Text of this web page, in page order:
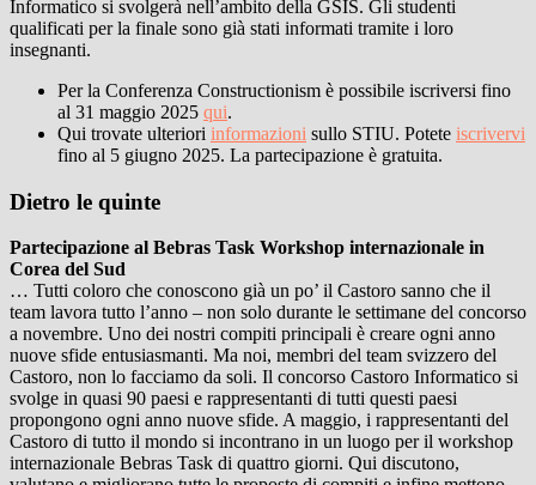
Informatico si svolgerà nell’ambito della GSIS. Gli studenti
qualificati per la finale sono già stati informati tramite i loro
insegnanti.
Per la Conferenza Constructionism è possibile iscriversi fino
al 31 maggio 2025 qui.
Qui trovate ulteriori informazioni sullo STIU. Potete iscrivervi
fino al 5 giugno 2025. La partecipazione è gratuita.
Dietro le quinte
Partecipazione al Bebras Task Workshop internazionale in
Corea del Sud
… Tutti coloro che conoscono già un po’ il Castoro sanno che il
team lavora tutto l’anno – non solo durante le settimane del concorso
a novembre. Uno dei nostri compiti principali è creare ogni anno
nuove sfide entusiasmanti. Ma noi, membri del team svizzero del
Castoro, non lo facciamo da soli. Il concorso Castoro Informatico si
svolge in quasi 90 paesi e rappresentanti di tutti questi paesi
propongono ogni anno nuove sfide. A maggio, i rappresentanti del
Castoro di tutto il mondo si incontrano in un luogo per il workshop
internazionale Bebras Task di quattro giorni. Qui discutono,